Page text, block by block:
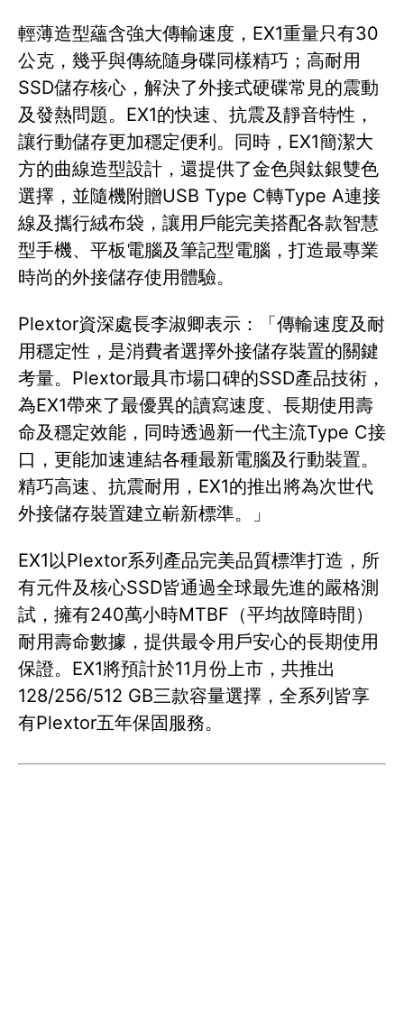
輕薄造型蘊含強大傳輸速度，EX1重量只有30
公克，幾乎與傳統隨身碟同樣精巧；高耐用
SSD儲存核心，解決了外接式硬碟常見的震動
及發熱問題。EX1的快速、抗震及靜音特性，
讓行動儲存更加穩定便利。同時，EX1簡潔大
方的曲線造型設計，還提供了金色與鈦銀雙色
選擇，並隨機附贈USB Type C轉Type A連接
線及攜行絨布袋，讓用戶能完美搭配各款智慧
型手機、平板電腦及筆記型電腦，打造最專業
時尚的外接儲存使用體驗。
Plextor資深處長李淑卿表示：「傳輸速度及耐
用穩定性，是消費者選擇外接儲存裝置的關鍵
考量。Plextor最具市場口碑的SSD產品技術，
為EX1帶來了最優異的讀寫速度、長期使用壽
命及穩定效能，同時透過新一代主流Type C接
口，更能加速連結各種最新電腦及行動裝置。
精巧高速、抗震耐用，EX1的推出將為次世代
外接儲存裝置建立嶄新標準。」
EX1以Plextor系列產品完美品質標準打造，所
有元件及核心SSD皆通過全球最先進的嚴格測
試，擁有240萬小時MTBF（平均故障時間）
耐用壽命數據，提供最令用戶安心的長期使用
保證。EX1將預計於11月份上市，共推出
128/256/512 GB三款容量選擇，全系列皆享
有Plextor五年保固服務。